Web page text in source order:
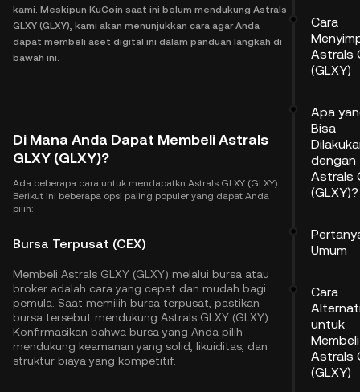
kami. Meskipun KuCoin saat ini belum mendukung Astrals
GLXY (GLXY), kami akan menunjukkan cara agar Anda
dapat membeli aset digital ini dalam panduan langkah di
bawah ini.
Di Mana Anda Dapat Membeli Astrals
GLXY (GLXY)?
Ada beberapa cara untuk mendapatkn Astrals GLXY (GLXY).
Berikut ini beberapa opsi paling populer yang dapat Anda
pilih:
Bursa Terpusat (CEX)
Membeli Astrals GLXY (GLXY) melalui bursa atau
broker adalah cara yang cepat dan mudah bagi
pemula. Saat memilih bursa terpusat, pastikan
bursa tersebut mendukung Astrals GLXY (GLXY).
Konfirmasikan bahwa bursa yang Anda pilih
mendukung keamanan yang solid, likuiditas, dan
struktur biaya yang kompetitif.
Cara
Astrals
(GLXY)
Apa
Bisa
dengan
Astrals
(GLXY)?
Umum
Cara
untuk
Membeli
Astrals
(GLXY)